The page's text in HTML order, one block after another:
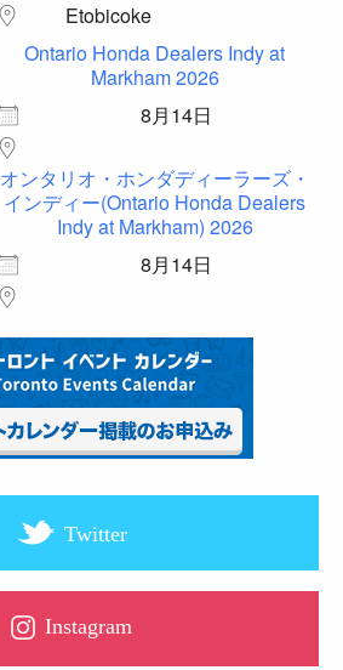
Etobicoke
Ontario Honda Dealers Indy at
Markham 2026
8月14日
オンタリオ・ホンダディーラーズ・
インディー(Ontario Honda Dealers
Indy at Markham) 2026
8月14日
Twitter
Instagram